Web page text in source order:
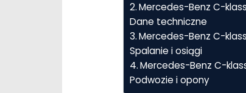
Mercedes-Benz C-
Dane techniczne
Mercedes-Benz C-
Spalanie i osiągi
Mercedes-Benz C-
Podwozie i opony